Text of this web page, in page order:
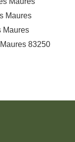
Maures
Maures
83250